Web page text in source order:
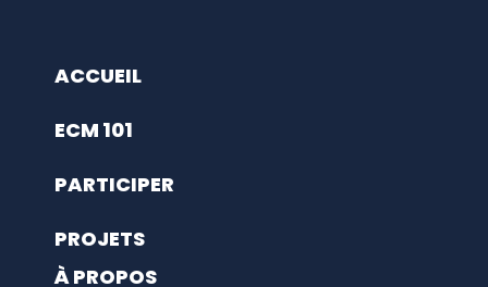
ACCUEIL
ECM 101
PARTICIPER
PROJETS
À PROPOS